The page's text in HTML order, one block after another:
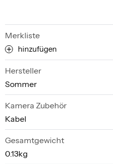
Merkliste
hinzufügen
Hersteller
Sommer
Kamera Zubehör
Kabel
Gesamtgewicht
0.13kg